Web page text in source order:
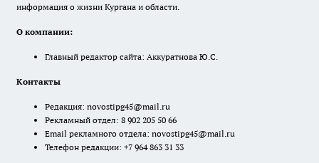
информация о жизни Кургана и области.
О компании:
Главный редактор сайта: Аккуратнова Ю.С.
Контакты
Редакция: novostipg45@mail.ru
Рекламный отдел: 8 902 205 50 66
Email рекламного отдела: novostipg45@mail.ru
Телефон редакции: +7 964 863 31 33